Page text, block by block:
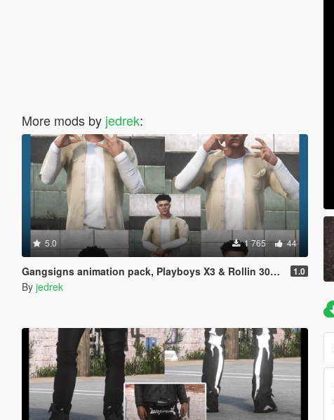
More mods by jedrek:
5.0 1 765 44
Gangsigns animation pack, Playboys X3 & Rollin 30s / 90s. 1.0
By jedrek